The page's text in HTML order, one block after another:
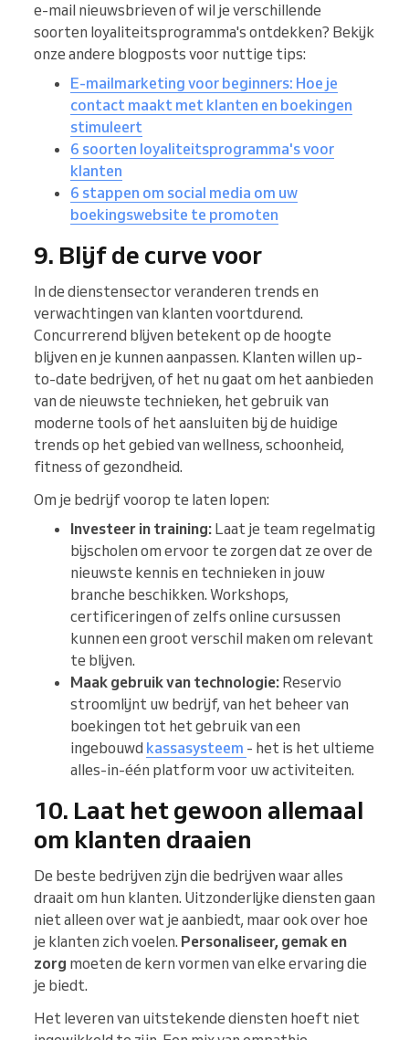
e-mail nieuwsbrieven of wil je verschillende
soorten loyaliteitsprogramma's ontdekken? Bekijk
onze andere blogposts voor nuttige tips:
E-mailmarketing voor beginners: Hoe je
contact maakt met klanten en boekingen
stimuleert
6 soorten loyaliteitsprogramma's voor
klanten
6 stappen om social media om uw
boekingswebsite te promoten
9. Blijf de curve voor
In de dienstensector veranderen trends en
verwachtingen van klanten voortdurend.
Concurrerend blijven betekent op de hoogte
blijven en je kunnen aanpassen. Klanten willen up-
to-date bedrijven, of het nu gaat om het aanbieden
van de nieuwste technieken, het gebruik van
moderne tools of het aansluiten bij de huidige
trends op het gebied van wellness, schoonheid,
fitness of gezondheid.
Om je bedrijf voorop te laten lopen:
Investeer in training: Laat je team regelmatig
bijscholen om ervoor te zorgen dat ze over de
nieuwste kennis en technieken in jouw
branche beschikken. Workshops,
certificeringen of zelfs online cursussen
kunnen een groot verschil maken om relevant
te blijven.
Maak gebruik van technologie: Reservio
stroomlijnt uw bedrijf, van het beheer van
boekingen tot het gebruik van een
ingebouwd kassasysteem - het is het ultieme
alles-in-één platform voor uw activiteiten.
10. Laat het gewoon allemaal
om klanten draaien
De beste bedrijven zijn die bedrijven waar alles
draait om hun klanten. Uitzonderlijke diensten gaan
niet alleen over wat je aanbiedt, maar ook over hoe
je klanten zich voelen. Personaliseer, gemak en
zorg moeten de kern vormen van elke ervaring die
je biedt.
Het leveren van uitstekende diensten hoeft niet